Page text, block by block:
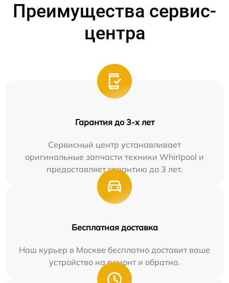
Преимущества сервис-
центра
Гарантия до 3-х лет
Сервисный центр устанавливает
оригинальные запчасти техники Whirlpool и
предоставляет гарантию до 3 лет.
Бесплатная доставка
Наш курьер в Москве бесплатно доставит ваше
устройство на ремонт и обратно.